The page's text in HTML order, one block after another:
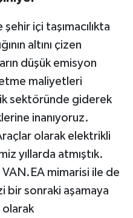
içi taşımacılıkta
altını çizen
düşük emisyon
maliyetleri
sektöründe giderek
inanıyoruz.
olarak elektrikli
yıllarda atmıştık.
mimarisi ile de
bir sonraki aşamaya
olarak